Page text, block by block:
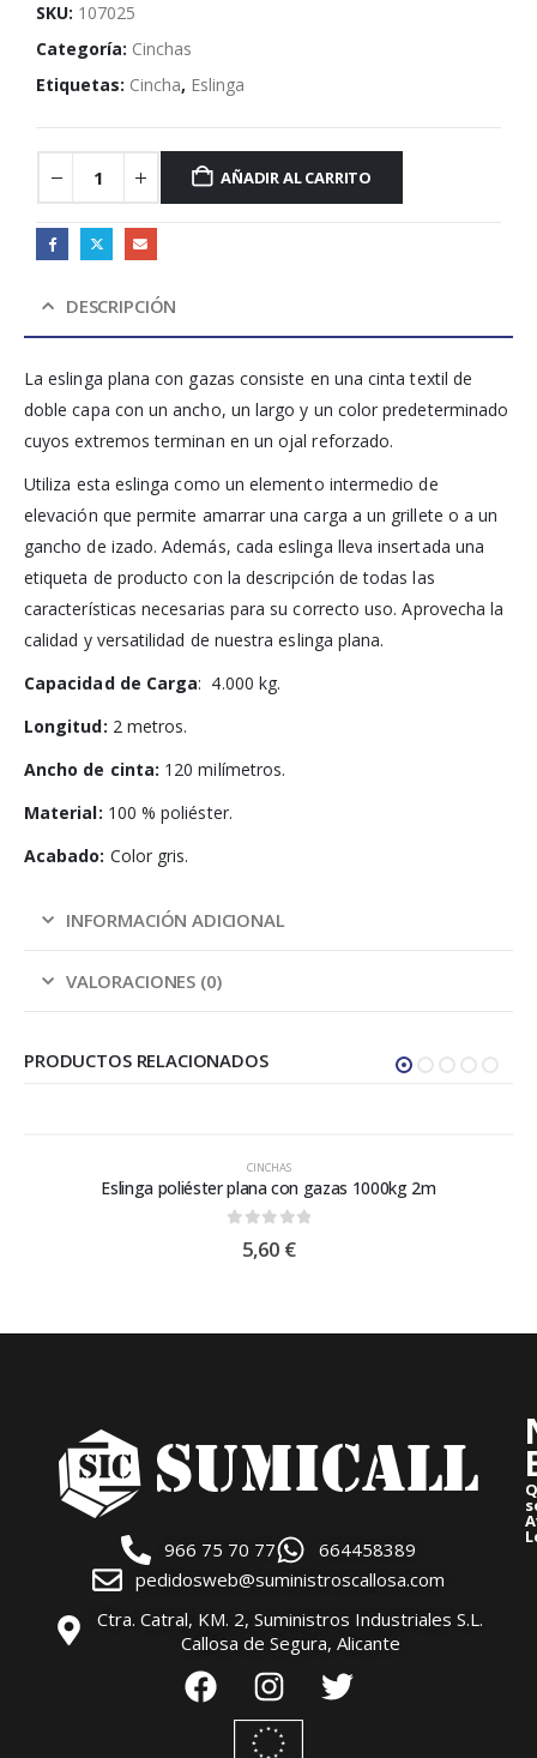
SKU: 107025
Categoría: Cinchas
Etiquetas: Cincha, Eslinga
AÑADIR AL CARRITO
DESCRIPCIÓN
La eslinga plana con gazas consiste en una cinta textil de
doble capa con un ancho, un largo y un color predeterminado
cuyos extremos terminan en un ojal reforzado.
Utiliza esta eslinga como un elemento intermedio de
elevación que permite amarrar una carga a un grillete o a un
gancho de izado. Además, cada eslinga lleva insertada una
etiqueta de producto con la descripción de todas las
características necesarias para su correcto uso. Aprovecha la
calidad y versatilidad de nuestra eslinga plana.
Capacidad de Carga: 4.000 kg.
Longitud: 2 metros.
Ancho de cinta: 120 milímetros.
Material: 100 % poliéster.
Acabado: Color gris.
INFORMACIÓN ADICIONAL
VALORACIONES (0)
PRODUCTOS RELACIONADOS
CINCHAS
Eslinga poliéster plana con gazas 1000kg 2m
5,60 €
966 75 70 77
664458389
pedidosweb@suministroscallosa.com
Ctra. Catral, KM. 2, Suministros Industriales S.L.
Callosa de Segura, Alicante